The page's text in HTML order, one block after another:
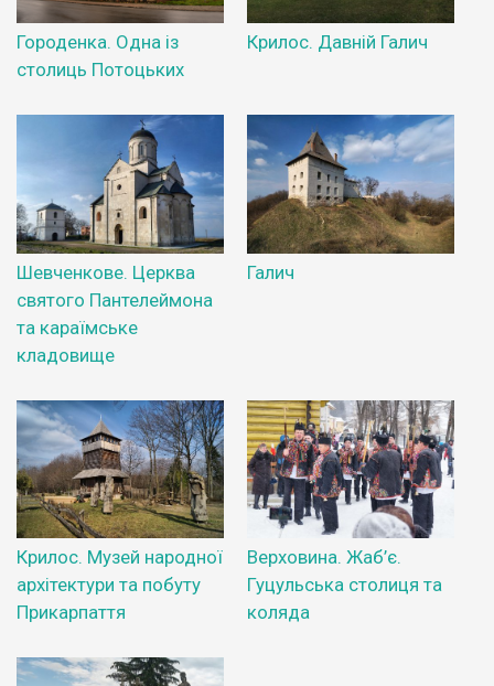
Городенка. Одна із
столиць Потоцьких
Крилос. Давній Галич
Шевченкове. Церква
святого Пантелеймона
та караїмське
кладовище
Галич
Крилос. Музей народної
архітектури та побуту
Прикарпаття
Верховина. Жаб’є.
Гуцульська столиця та
коляда